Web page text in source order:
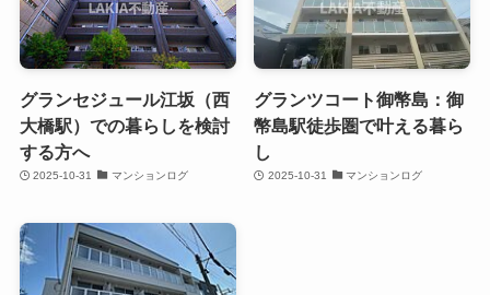
グランセジュール江坂（西
大橋駅）での暮らしを検討
する方へ
2025-10-31 マンションログ
グランツコート御幣島：御
幣島駅徒歩圏で叶える暮ら
し
2025-10-31 マンションログ